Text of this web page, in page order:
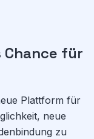
Chance für
Plattform für
neue
zu